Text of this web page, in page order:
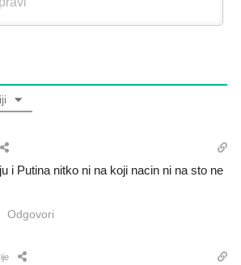
i Putina nitko ni na koji nacin ni na sto ne
Odgovori